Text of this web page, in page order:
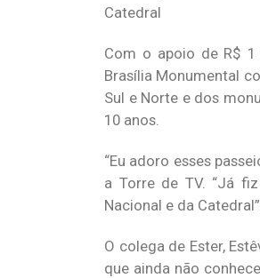
Catedral
Com o apoio de R$
Brasília Monumental
Sul e Norte e dos
10 anos.
“Eu adoro esses
a Torre de TV. “Já
Nacional e da
O colega de Ester,
que ainda não